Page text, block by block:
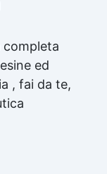
completa
ed
, fai da te,